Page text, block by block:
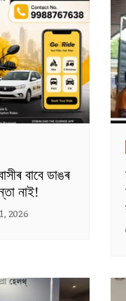
বাবে ডাঙৰ
নাই!
2026